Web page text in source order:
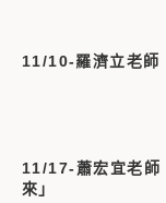
11/10-羅濟立老師
11/17-蕭宏宜老師
來」